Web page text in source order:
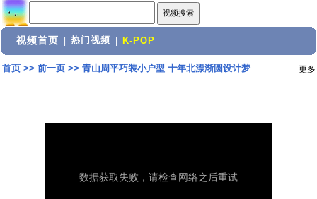
视频首页 热门视频 K-POP
首页>> 前一页>> 青山周平巧装小户型 十年北漂渐圆设计梦 更多